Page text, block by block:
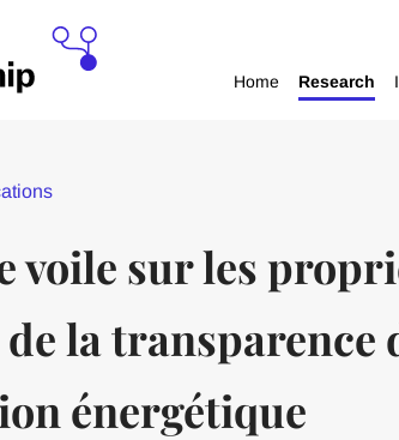
Home Research
voile sur les
la
énergétique